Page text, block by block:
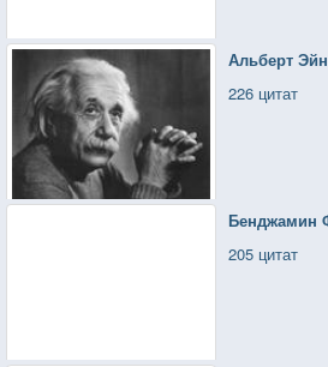
Альберт
226 цитат
Бенджамин
205 цитат